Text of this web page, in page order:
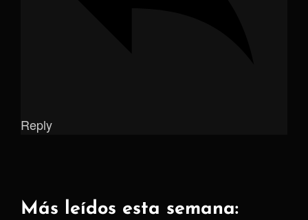
Reply
Más leídos esta semana: